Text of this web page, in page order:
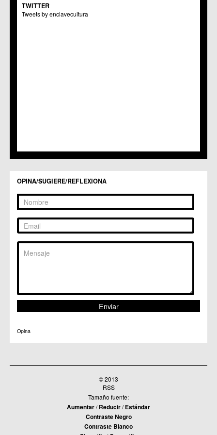
Centros Culturales
C.C. Puertas de Castilla
C.C. Zarandona
TWITTER
Tweets by enclavecultura
OPINA/SUGIERE/REFLEXIONA
Opina
© 2013
RSS
Tamaño fuente:
Aumentar/Reducir/Estándar
Contraste Negro
Contraste Blanco